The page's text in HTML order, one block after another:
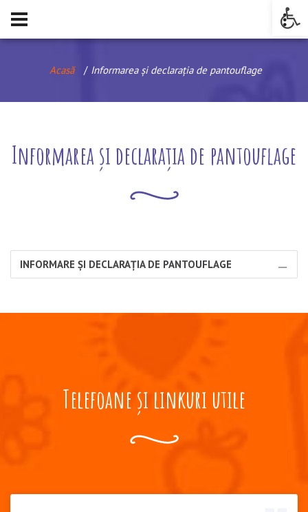
Acasă Informarea și declarația de pantouflage
Informarea și declarația de pantouflage
INFORMARE ȘI DECLARAȚIA DE PANTOUFLAGE
Telefoane și linkuri utile